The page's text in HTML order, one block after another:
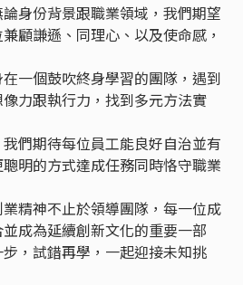
身份背景跟職業領域，我們期望
顧謙遜、同理心、以及使命感，
一個鼓吹終身學習的團隊，遇到
力跟執行力，找到多元方法實
們期待每位員工能良好自治並有
明的方式達成任務同時恪守職業
精神不止於領導團隊，每一位成
成為延續創新文化的重要一部
，試錯再學，一起迎接未知挑